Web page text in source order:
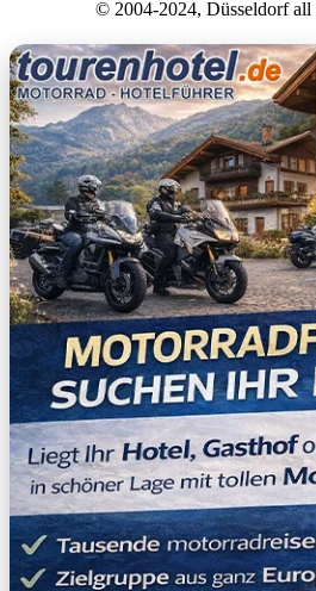
© 2004-2024, Düsseldorf all